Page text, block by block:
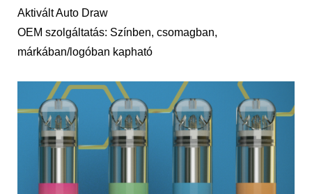
Aktivált Auto Draw
OEM szolgáltatás: Színben, csomagban,
márkában/logóban kapható